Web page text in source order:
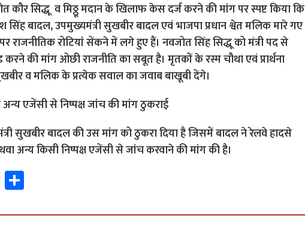
कौर सिद्धू व मिठ्ठू मदान के खिलाफ केस दर्ज करने की मांग पर स्पष्ट किया कि
सिंह बादल, उपमुख्यमंत्री सुखबीर बादल एवं भाजपा प्रधान श्वेत मलिक मारे गए
राजनीतिक रोटियां सेंकने में लगे हुए हैं। नवजोत सिंह सिद्धू को मंत्री पद से
की मांग ओछी राजनीति का सबूत है। मृतकों के रस्म चौथा एवं प्रार्थना
व मलिक के प्रत्येक सवाल का जवाब बाखूबी देंगे।
एजेंसी से निष्पक्ष जांच की मांग ठुकराई
सुखबीर बादल की उस मांग को ठुकरा दिया है जिसमें बादल ने रेलवे हादसे
अन्य किसी निष्पक्ष एजेंसी से जांच करवाने की मांग की है।
W
h
at
S
h
ar